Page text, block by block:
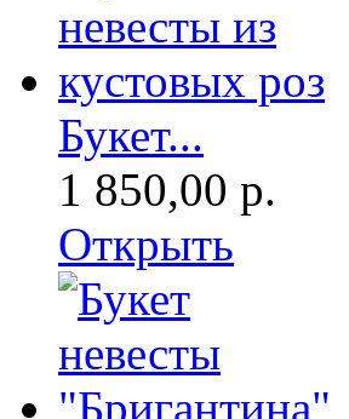
Букет...
1 850,00 р.
Открыть